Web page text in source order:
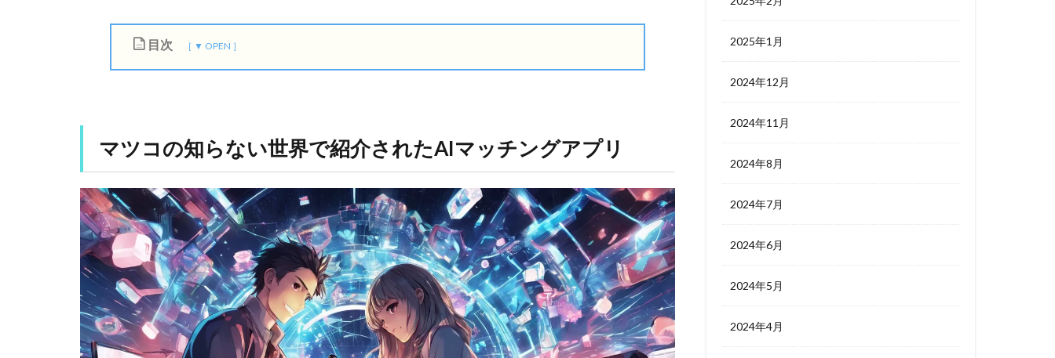
目次
の
知
ら
い
世
界
で
紹
介
さ
れ
た
マツコの知らない世界で紹介されたAIマッチングアプリ
2025年1月
2024年12月
2024年11月
2024年8月
2024年7月
2024年6月
2024年5月
2024年4月